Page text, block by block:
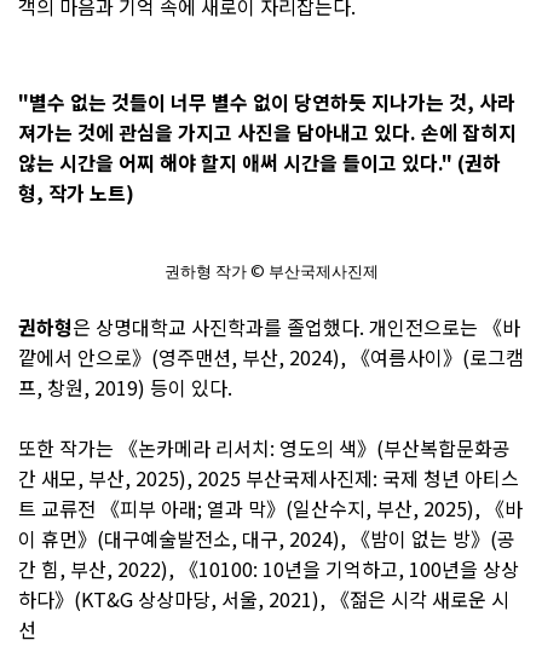
객의 마음과 기억 속에 새로이 자리잡는다.
"별수 없는 것들이 너무 별수 없이 당연하듯 지나가는 것, 사라
져가는 것에 관심을 가지고 사진을 담아내고 있다. 손에 잡히지
않는 시간을 어찌 해야 할지 애써 시간을 들이고 있다." (권하
형, 작가 노트)
권하형 작가 © 부산국제사진제
권하형은 상명대학교 사진학과를 졸업했다. 개인전으로는 《바
깥에서 안으로》(영주맨션, 부산, 2024), 《여름사이》(로그캠
프, 창원, 2019) 등이 있다.
또한 작가는 《논카메라 리서치: 영도의 색》(부산복합문화공
간 새모, 부산, 2025), 2025 부산국제사진제: 국제 청년 아티스
트 교류전 《피부 아래; 열과 막》(일산수지, 부산, 2025), 《바
이 휴먼》(대구예술발전소, 대구, 2024), 《밤이 없는 방》(공
간 힘, 부산, 2022), 《10100: 10년을 기억하고, 100년을 상상
하다》(KT&G 상상마당, 서울, 2021), 《젊은 시각 새로운 시
선